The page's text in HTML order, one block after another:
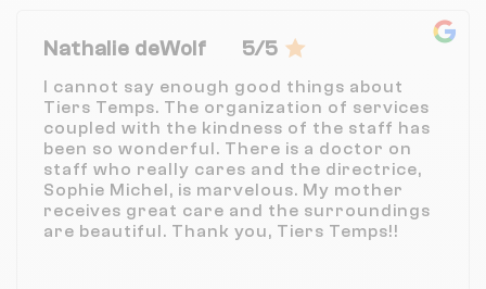
Nathalie deWolf 5/5
I cannot say enough good things about
Tiers Temps. The organization of services
coupled with the kindness of the staff has
been so wonderful. There is a doctor on
staff who really cares and the directrice,
Sophie Michel, is marvelous. My mother
receives great care and the surroundings
are beautiful. Thank you, Tiers Temps!!